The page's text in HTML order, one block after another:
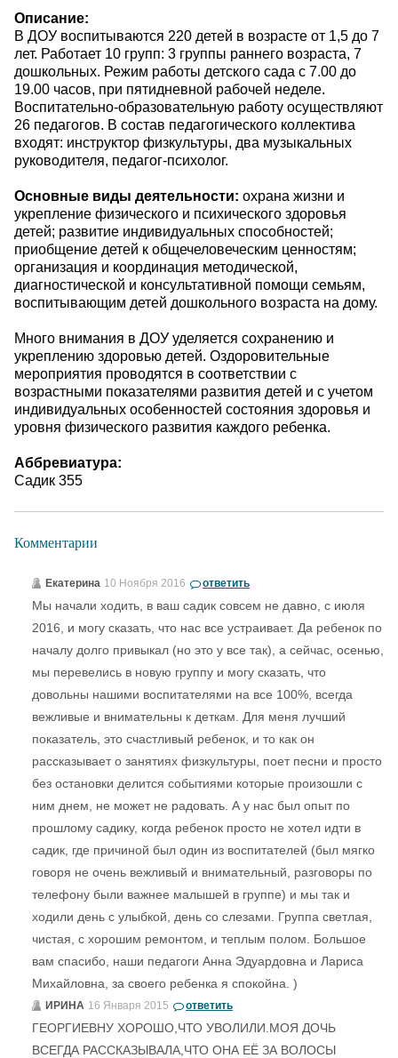
Описание:
В ДОУ воспитываются 220 детей в возрасте от 1,5 до 7
лет. Работает 10 групп: 3 группы раннего возраста, 7
дошкольных. Режим работы детского сада с 7.00 до
19.00 часов, при пятидневной рабочей неделе.
Воспитательно-образовательную работу осуществляют
26 педагогов. В состав педагогического коллектива
входят: инструктор физкультуры, два музыкальных
руководителя, педагог-психолог.
Основные виды деятельности: охрана жизни и
укрепление физического и психического здоровья
детей; развитие индивидуальных способностей;
приобщение детей к общечеловеческим ценностям;
организация и координация методической,
диагностической и консультативной помощи семьям,
воспитывающим детей дошкольного возраста на дому.
Много внимания в ДОУ уделяется сохранению и
укреплению здоровью детей. Оздоровительные
мероприятия проводятся в соответствии с
возрастными показателями развития детей и с учетом
индивидуальных особенностей состояния здоровья и
уровня физического развития каждого ребенка.
Аббревиатура:
Садик 355
Комментарии
Екатерина 10 Ноября 2016 ответить
Мы начали ходить, в ваш садик совсем не давно, с июля
2016, и могу сказать, что нас все устраивает. Да ребенок по
началу долго привыкал (но это у все так), а сейчас, осенью,
мы перевелись в новую группу и могу сказать, что
довольны нашими воспитателями на все 100%, всегда
вежливые и внимательны к деткам. Для меня лучший
показатель, это счастливый ребенок, и то как он
рассказывает о занятиях физкультуры, поет песни и просто
без остановки делится событиями которые произошли с
ним днем, не может не радовать. А у нас был опыт по
прошлому садику, когда ребенок просто не хотел идти в
садик, где причиной был один из воспитателей (был мягко
говоря не очень вежливый и внимательный, разговоры по
телефону были важнее малышей в группе) и мы так и
ходили день с улыбкой, день со слезами. Группа светлая,
чистая, с хорошим ремонтом, и теплым полом. Большое
вам спасибо, наши педагоги Анна Эдуардовна и Лариса
Михайловна, за своего ребенка я спокойна. )
ИРИНА 16 Января 2015 ответить
ГЕОРГИЕВНУ ХОРОШО,ЧТО УВОЛИЛИ.МОЯ ДОЧЬ
ВСЕГДА РАССКАЗЫВАЛА,ЧТО ОНА ЕЁ ЗА ВОЛОСЫ